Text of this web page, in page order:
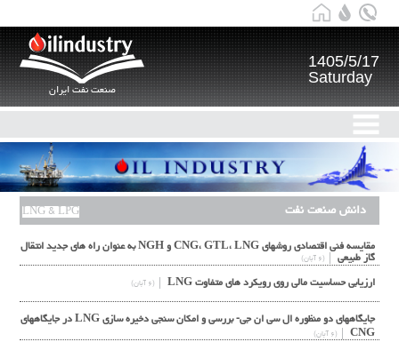
صنعت نفت ایران
1405/5/17
Saturday
دانش صنعت نفت LNG & LPG
مقایسه فنی اقتصادی روشهای CNG، GTL، LNG و NGH به عنوان راه های جدید انتقال
گاز طبیعی
(۶ آبان)
ارزیابی حساسیت مالی روی رویکرد های متفاوت LNG (۶ آبان)
جایگاههای دو منظوره ال سی ان جی- بررسی و امکان سنجی دخیره سازی LNG در جایگاههای
CNG
(۶ آبان)